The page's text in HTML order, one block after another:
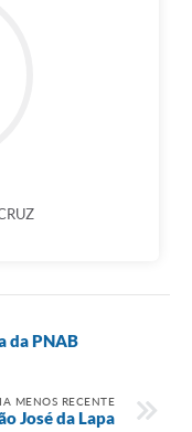
da PNAB
MENOS RECENTE
José da Lapa